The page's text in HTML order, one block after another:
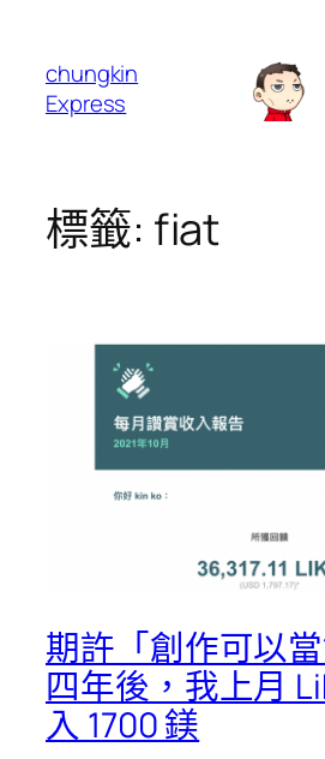
chungkin
Express
標籤: fiat
期許「創作可以
四年後，我上月
入 1700 鎂